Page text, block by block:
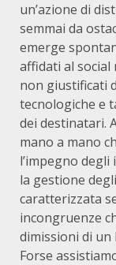
un’azione di
semmai da
emerge
affidati al
non giustificati
tecnologiche e
dei destinatari.
mano a mano
l’impegno
la gestione
caratterizzata
incongruenze
dimissioni di un
Forse